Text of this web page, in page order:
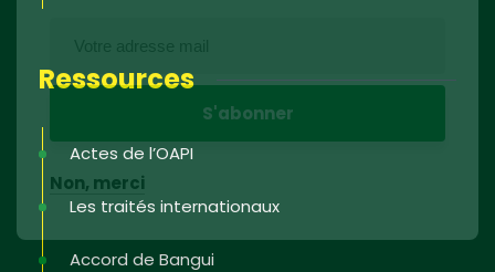
Ressources
Actes de l’OAPI
Les traités internationaux
Accord de Bangui
Non, merci